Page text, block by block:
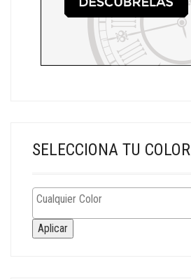
SELECCIONA TU COLOR
Aplicar